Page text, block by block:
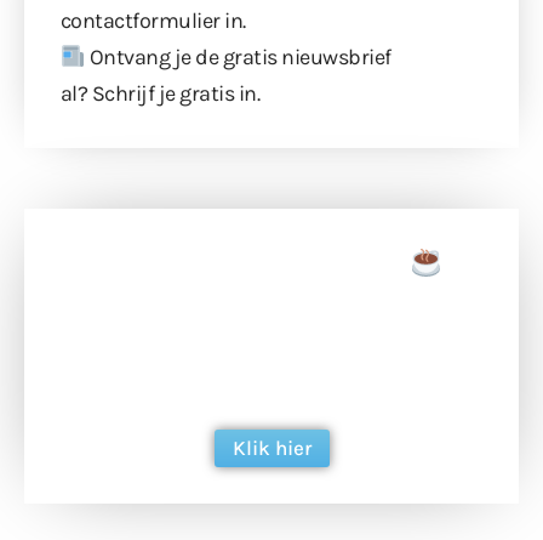
contactformulierin.
Ontvang je de gratis nieuwsbrief
al? Schrijf je gratis in.
Klik hier